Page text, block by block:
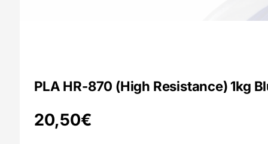
PLA HR-870 (High Resistance) 1kg
20,50€